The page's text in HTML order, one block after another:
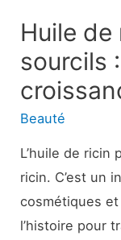
Huile de
sourcils
Beauté
L’huile de ricin
ricin. C’est un
cosmétiques
l’histoire pour